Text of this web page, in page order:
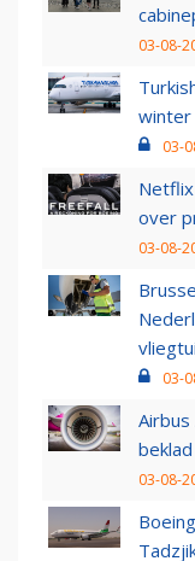
03-08-
winter
03-
over
03-08-
03-
03-08-